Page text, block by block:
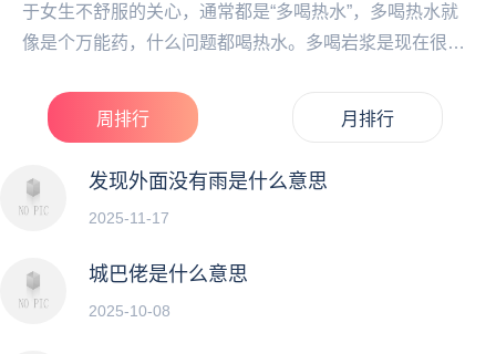
于女生不舒服的关心，通常都是“多喝热水”，多喝热水就
像是个万能药，什么问题都喝热水。多喝岩浆是现在很多
周排行 月排行
发现外面没有雨是什么意思
2025-11-17
城巴佬是什么意思
2025-10-08